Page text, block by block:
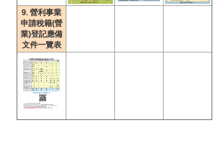
9. 營利事業
申請稅籍(營
業)登記應備
文件一覽表